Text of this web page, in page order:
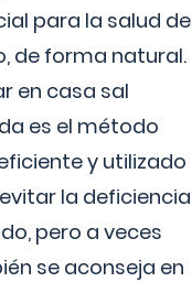
para la salud de
de forma natural.
en casa sal
es el método
y utilizado
la deficiencia
pero a veces
se aconseja en